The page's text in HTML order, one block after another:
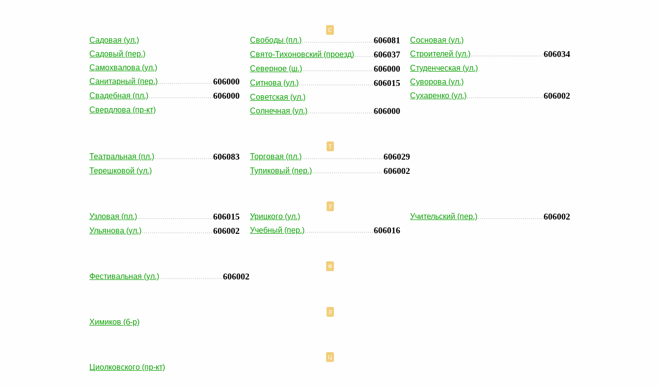
С
Садовая (ул.)
Садовый (пер.)
Самохвалова (ул.)
Санитарный (пер.)
606000
Свадебная (пл.) 606000
Свердлова (пр-кт)
Свободы (пл.) 606081
Свято-Тихоновский (проезд) 606037
Северное (ш.) 606000
Ситнова (ул.) 606015
Советская (ул.)
Солнечная (ул.)
606000
Сосновая (ул.)
Строителей (ул.)
606034
Студенческая (ул.)
Суворова (ул.)
Сухаренко (ул.)
606002
Т
Театральная (пл.) 606083
Терешковой (ул.)
Торговая (пл.) 606029
Тупиковый (пер.) 606002
У
Узловая (пл.) 606015
Ульянова (ул.) 606002
Урицкого (ул.)
Учебный (пер.)
606016
Учительский (пер.) 606002
Ф
Фестивальная (ул.) 606002
Х
Химиков (б-р)
Ц
Циолковского (пр-кт)